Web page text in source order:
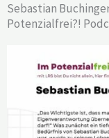
Sebastian
Potenzialfrei?!